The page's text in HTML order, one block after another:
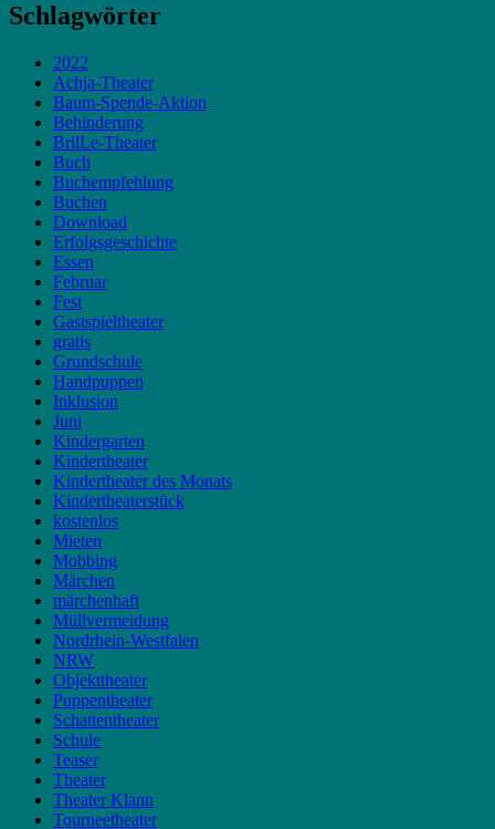
Schlagwörter
2022
Achja-Theater
Baum-Spende-Aktion
Behinderung
BrilLe-Theater
Buch
Buchempfehlung
Buchen
Download
Erfolgsgeschichte
Essen
Februar
Fest
Gastspieltheater
gratis
Grundschule
Handpuppen
Inklusion
Juni
Kindergarten
Kindertheater
Kindertheater des Monats
Kindertheaterstück
kostenlos
Mieten
Mobbing
Märchen
märchenhaft
Müllvermeidung
Nordrhein-Westfalen
NRW
Objekttheater
Puppentheater
Schattentheater
Schule
Teaser
Theater
Theater Klann
Tourneetheater